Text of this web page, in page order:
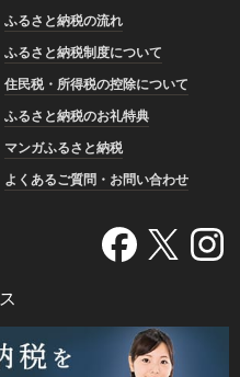
ふるさと納税の流れ
ふるさと納税制度について
住民税・所得税の控除について
ふるさと納税のお礼特典
マンガふるさと納税
よくあるご質問・お問い合わせ